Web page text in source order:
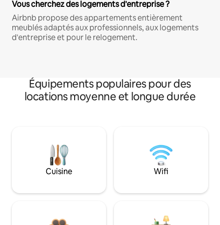
Vous cherchez des logements d'entreprise ?
Airbnb propose des appartements entièrement
meublés adaptés aux professionnels, aux logements
d'entreprise et pour le relogement.
Équipements populaires pour des
locations moyenne et longue durée
Cuisine Wifi